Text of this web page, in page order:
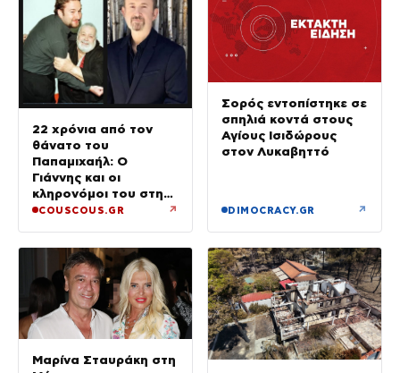
22 χρόνια από τον
θάνατο του
Παπαμιχαήλ: Ο
Γιάννης και οι
κληρονόμοι του στη
διαθήκη
COUSCOUS.GR ↗
Σορός εντοπίστηκε σε
σπηλιά κοντά στους
Αγίους Ισιδώρους
στον Λυκαβηττό
DIMOCRACY.GR ↗
Μαρίνα Σταυράκη στη